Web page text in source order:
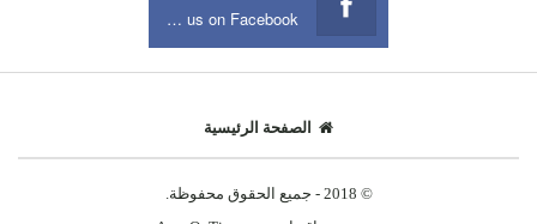
Join us on Facebook
الصفحة الرئيسية
© 2018 - جميع الحقوق محفوظة.